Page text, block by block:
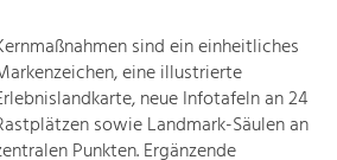
sind ein einheitliches
eine illustrierte
neue Infotafeln an 24
sowie Landmark-Säulen an
Punkten. Ergänzende